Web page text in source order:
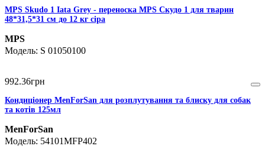
MPS Skudo 1 Iata Grey - переноска MPS Скудо 1 для тварин
48*31,5*31 см до 12 кг сіра
MPS
S 01050100
992.36грн
Кондиціонер MenForSan для розплутування та блиску для собак
та котів 125мл
MenForSan
54101MFP402